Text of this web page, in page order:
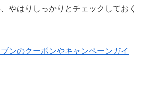
やはりしっかりとチェックしておく
ンのクーポンやキャンペーンガイ